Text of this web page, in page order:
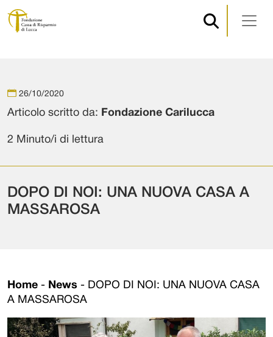
Navigazione principale
26/10/2020
Articolo scritto da: Fondazione Carilucca
2 Minuto/i di lettura
DOPO DI NOI: UNA NUOVA CASA A
MASSAROSA
Home - News - DOPO DI NOI: UNA NUOVA CASA
A MASSAROSA